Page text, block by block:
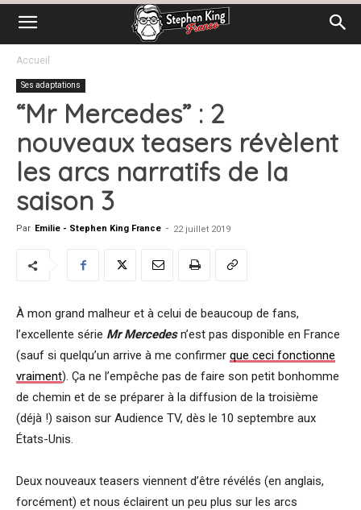
Accueil
Ses adaptations
“Mr Mercedes” : 2
nouveaux teasers révèlent
les arcs narratifs de la
saison 3
Par Emilie - Stephen King France - 22 juillet 2019
À mon grand malheur et à celui de beaucoup de fans,
l’excellente série Mr Mercedesn’est pas disponible en France
(sauf si quelqu’un arrive à me confirmer que ceci fonctionne
vraiment). Ça ne l’empêche pas de faire son petit bonhomme
de chemin et de se préparer à la diffusion de la troisième
(déjà !) saison sur Audience TV, dès le 10 septembre aux
États-Unis.
Deux nouveaux teasers viennent d’être révélés (en anglais,
forcément) et nous éclairent un peu plus sur les arcs